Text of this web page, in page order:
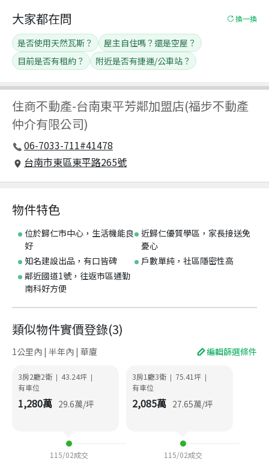
住商不動產-台南東平芳鄰加盟店(福步不動產
仲介有限公司)
06-7033-711#41478
台南市東區東平路265號
大家都在問 換一換
是否使用天然瓦斯？
屋主自住嗎？還是空屋？
目前是否有租約？
附近是否有捷運/公車站？
物件特色
位於歸仁市中心，生活機能良
好
近歸仁優質學區，家長接送免
憂心
知名建設出品，有口皆碑
戶數單純，社區隱密性高
鄰近國道1號，往返市區通勤
南科好方便
類似物件實價登錄(3)
1公里內 | 半年內 | 華廈 編輯篩選條件
3房2廳2衛 | 43.24坪 |
有車位
1,280萬 29.6萬/坪
115/02成交
3房1廳3衛 | 75.41坪 |
有車位
2,085萬 27.65萬/坪
115/02成交